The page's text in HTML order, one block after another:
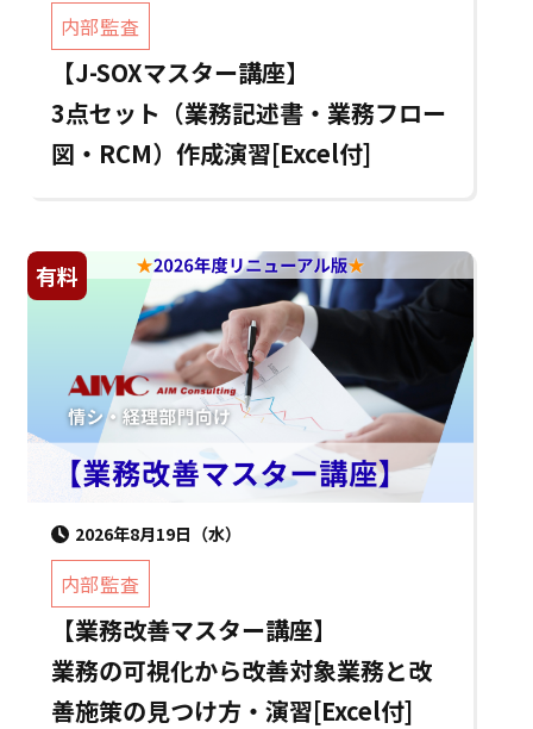
内部監査
【J-SOXマスター講座】
3点セット（業務記述書・業務フロー
図・RCM）作成演習[Excel付]
有料
2026年8月19日（水）
内部監査
【業務改善マスター講座】
業務の可視化から改善対象業務と改
善施策の見つけ方・演習[Excel付]